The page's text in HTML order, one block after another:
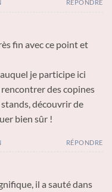
RÉPONDRE
fin avec ce point et
je participe ici
rencontrer des copines
stands, découvrir de
bien sûr !
RÉPONDRE
il a sauté dans